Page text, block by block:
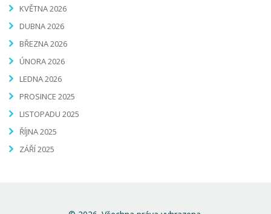
KVĚTNA 2026
DUBNA 2026
BŘEZNA 2026
ÚNORA 2026
LEDNA 2026
PROSINCE 2025
LISTOPADU 2025
ŘÍJNA 2025
ZÁŘÍ 2025